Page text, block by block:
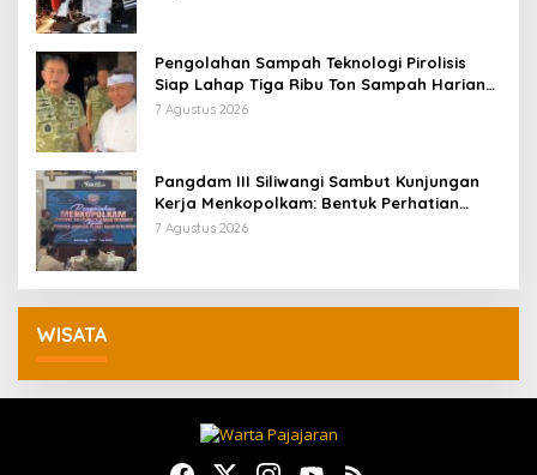
Pengolahan Sampah Teknologi Pirolisis
Siap Lahap Tiga Ribu Ton Sampah Harian
Jawa Barat
7 Agustus 2026
Pangdam III Siliwangi Sambut Kunjungan
Kerja Menkopolkam: Bentuk Perhatian
Pemerintah
7 Agustus 2026
WISATA